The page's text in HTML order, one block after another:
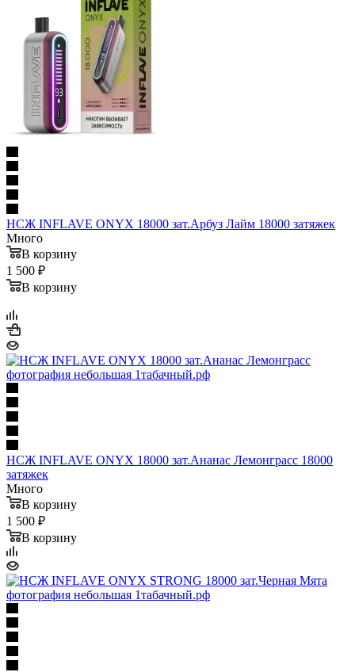
НСЖ INFLAVE ONYX 18000 зат.Арбуз Лайм 18000 затяжек
Много
В корзину
1 500 ₽
В корзину
НСЖ INFLAVE ONYX 18000 зат.Ананас Лемонграсс 18000
затяжек
Много
В корзину
1 500 ₽
В корзину